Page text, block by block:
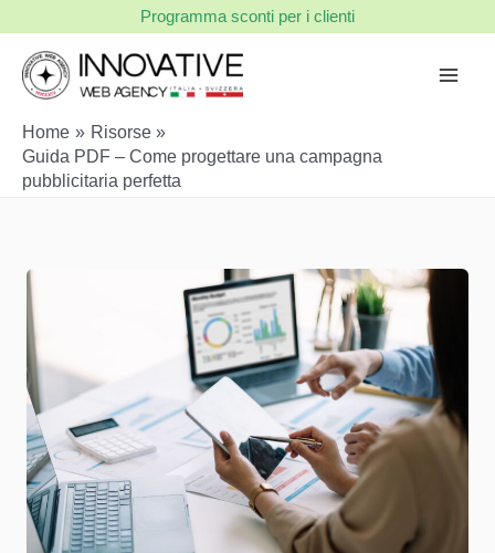
contenuto
Programma sconti per i clienti
Home
Risorse
Guida PDF – Come progettare una campagna
pubblicitaria perfetta